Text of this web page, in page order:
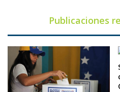
Publicaciones